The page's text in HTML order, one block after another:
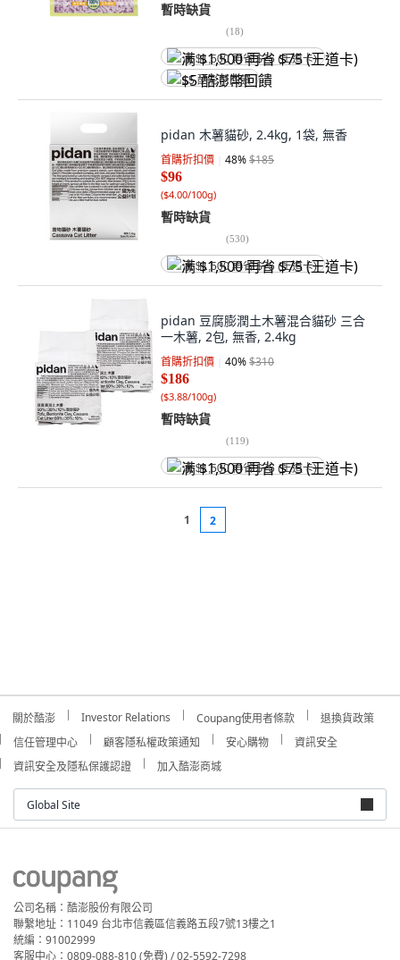
暫時缺貨
(18)
满 $1,500 再省 $75 (王道卡)
$5 酷澎幣回饋
pidan 木薯貓砂, 2.4kg, 1袋, 無香
首購折扣價 48%$185
$96
($4.00/100g)
暫時缺貨
(530)
满 $1,500 再省 $75 (王道卡)
pidan 豆腐膨潤土木薯混合貓砂 三合
一木薯, 2包, 無香, 2.4kg
首購折扣價 40%$310
$186
($3.88/100g)
暫時缺貨
(119)
满 $1,500 再省 $75 (王道卡)
1 2
關於酷澎 Investor Relations Coupang使用者條款
退換貨政策
信任管理中心
顧客隱私權政策通知 安心購物
資訊安全
資訊安全及隱私保護認證
加入酷澎商城
Global Site
公司名稱：酷澎股份有限公司
聯繫地址：11049 台北市信義區信義路五段7號13樓之1
統編：91002999
客服中心：0809-088-810 (免費) / 02-5592-7298